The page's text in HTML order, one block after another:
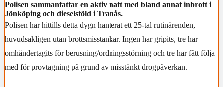
Polisen sammanfattar en aktiv natt med bland annat inbrott i
Jönköping och dieselstöld i Tranås.
Polisen har hittills detta dygn hanterat ett 25-tal rutinärenden,
huvudsakligen utan brottsmisstankar. Ingen har gripits, tre har
omhändertagits för berusning/ordningsstörning och tre har fått följa
med för provtagning på grund av misstänkt drogpåverkan.